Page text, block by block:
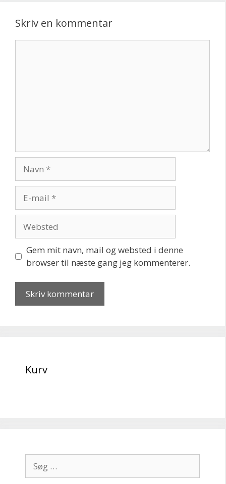
Skriv en kommentar
mail
Gem mit navn, mail og websted i denne
browser til næste gang jeg kommenterer.
Kurv
efter: